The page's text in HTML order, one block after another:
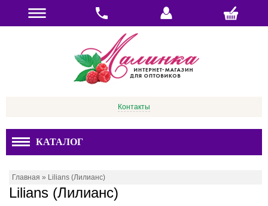
Контакты
КАТАЛОГ
Главная » Lilians (Лилианс)
Lilians (Лилианс)